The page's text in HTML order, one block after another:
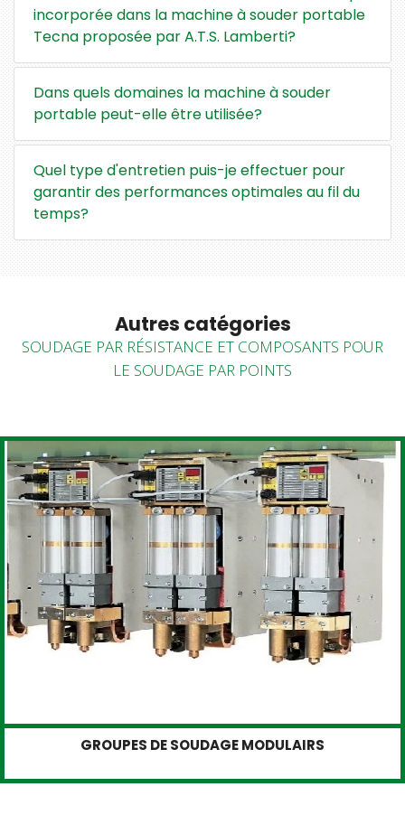
incorporée dans la machine à souder portable
Tecna proposée par A.T.S. Lamberti?
Dans quels domaines la machine à souder
portable peut-elle être utilisée?
Quel type d'entretien puis-je effectuer pour
garantir des performances optimales au fil du
temps?
Autres catégories
SOUDAGE PAR RÉSISTANCE ET COMPOSANTS POUR
LE SOUDAGE PAR POINTS
GROUPES DE SOUDAGE MODULAIRS